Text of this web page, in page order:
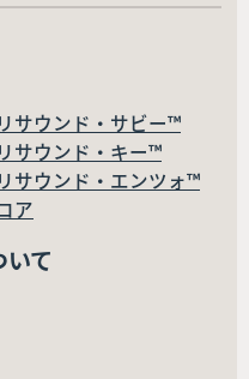
リサウンド・サビー™
リサウンド・キー™
リサウンド・エンツォ™
ア
て